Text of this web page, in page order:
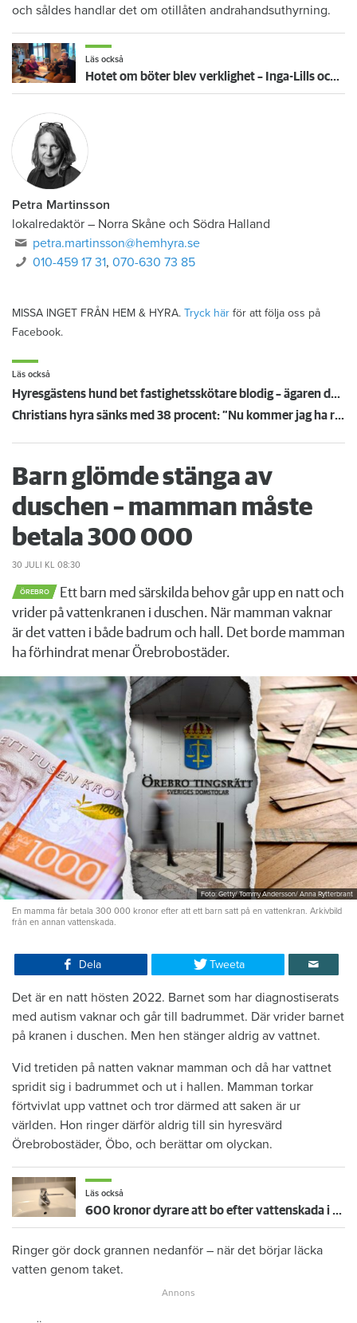
och såldes handlar det om otillåten andrahandsuthyrning.
Läs också
Hotet om böter blev verklighet – Inga-Lills och Stirlings hyresvärdar får betala 75 000: ”Herregud så onödigt”
Petra Martinsson
lokalredaktör – Norra Skåne och Södra Halland
petra.martinsson@hemhyra.se
010-459 17 31,070-630 73 85
MISSA INGET FRÅN HEM & HYRA. Tryck här för att följa oss på
Facebook.
Läs också
Hyresgästens hund bet fastighetsskötare blodig – ägaren döms och förlorar nu lägenheten
Christians hyra sänks med 38 procent: ”Nu kommer jag ha råd att ta körkort”
Barn glömde stänga av
duschen – mamman måste
betala 300 000
30 JULI KL 08:30
ÖREBRO
Ett barn med särskilda behov går upp en natt och
vrider på vattenkranen i duschen. När mamman vaknar
är det vatten i både badrum och hall. Det borde mamman
ha förhindrat menar Örebrobostäder.
Foto: Getty/ Tommy Andersson/ Anna Rytterbrant
En mamma får betala 300 000 kronor efter att ett barn satt på en vattenkran. Arkivbild
från en annan vattenskada.
Dela Tweeta
Det är en natt hösten 2022. Barnet som har diagnostiserats
med autism vaknar och går till badrummet. Där vrider barnet
på kranen i duschen. Men hen stänger aldrig av vattnet.
Vid tretiden på natten vaknar mamman och då har vattnet
spridit sig i badrummet och ut i hallen. Mamman torkar
förtvivlat upp vattnet och tror därmed att saken är ur
världen. Hon ringer därför aldrig till sin hyresvärd
Örebrobostäder, Öbo, och berättar om olyckan.
Läs också
600 kronor dyrare att bo efter vattenskada i Varberg
Ringer gör dock grannen nedanför – när det börjar läcka
vatten genom taket.